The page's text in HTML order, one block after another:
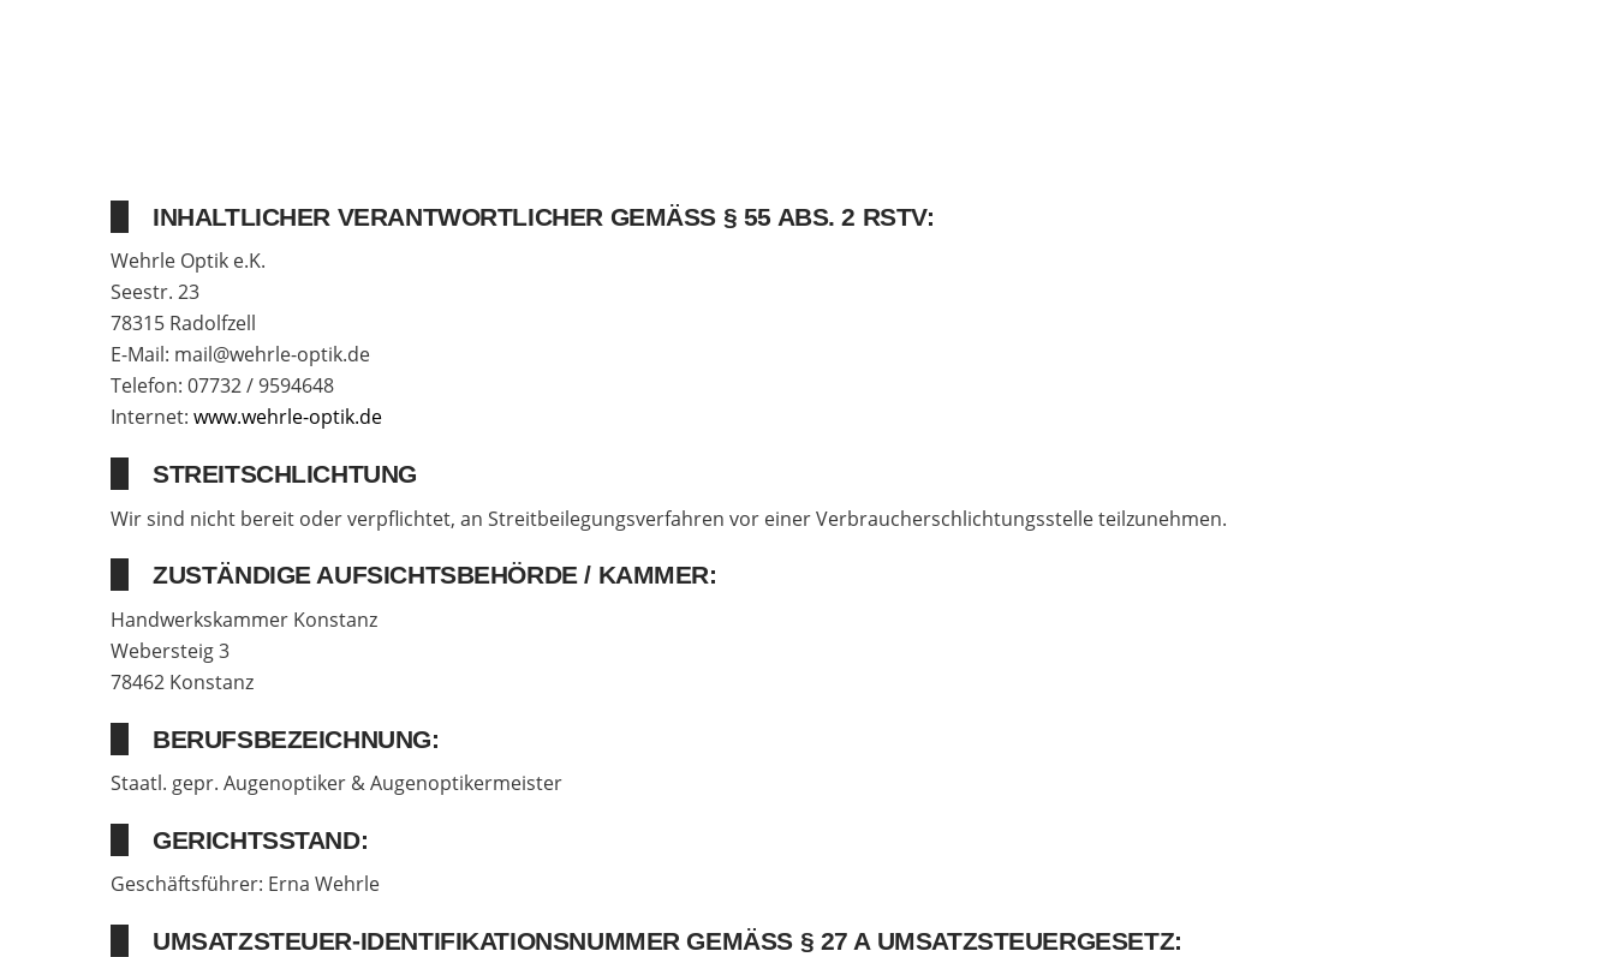
INHALTLICHER VERANTWORTLICHER GEMÄSS § 55 ABS. 2 RSTV:
Wehrle Optik e.K.
Seestr. 23
78315 Radolfzell
E-Mail: mail@wehrle-optik.de
Telefon: 07732 / 9594648
Internet: www.wehrle-optik.de
STREITSCHLICHTUNG
Wir sind nicht bereit oder verpflichtet, an Streitbeilegungsverfahren vor einer Verbraucherschlichtungsstelle teilzunehmen.
ZUSTÄNDIGE AUFSICHTSBEHÖRDE / KAMMER:
Handwerkskammer Konstanz
Webersteig 3
78462 Konstanz
BERUFSBEZEICHNUNG:
Staatl. gepr. Augenoptiker & Augenoptikermeister
GERICHTSSTAND:
Geschäftsführer: Erna Wehrle
UMSATZSTEUER-IDENTIFIKATIONSNUMMER GEMÄSS § 27 A UMSATZSTEUERGESETZ: